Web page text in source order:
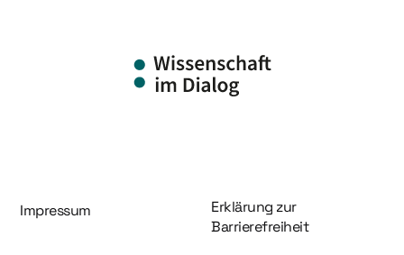
Information und Service
Impressum
Erklärung zur
Barrierefreiheit